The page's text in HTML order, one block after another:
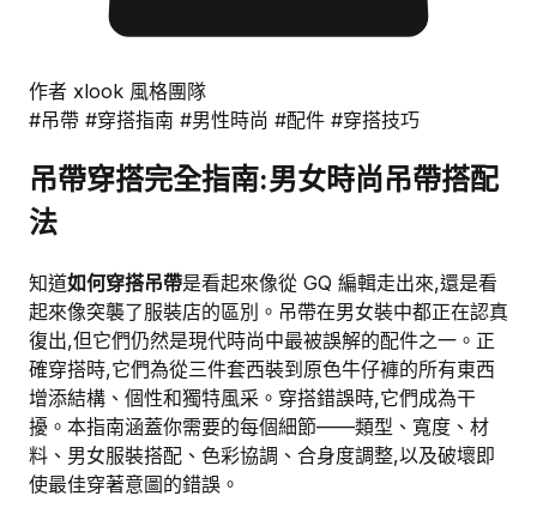
作者 xlook 風格團隊
#吊帶 #穿搭指南 #男性時尚 #配件 #穿搭技巧
吊帶穿搭完全指南:男女時尚吊帶搭配
法
知道如何穿搭吊帶是看起來像從 GQ 編輯走出來,還是看
起來像突襲了服裝店的區別。吊帶在男女裝中都正在認真
復出,但它們仍然是現代時尚中最被誤解的配件之一。正
確穿搭時,它們為從三件套西裝到原色牛仔褲的所有東西
增添結構、個性和獨特風采。穿搭錯誤時,它們成為干
擾。本指南涵蓋你需要的每個細節——類型、寬度、材
料、男女服裝搭配、色彩協調、合身度調整,以及破壞即
使最佳穿著意圖的錯誤。